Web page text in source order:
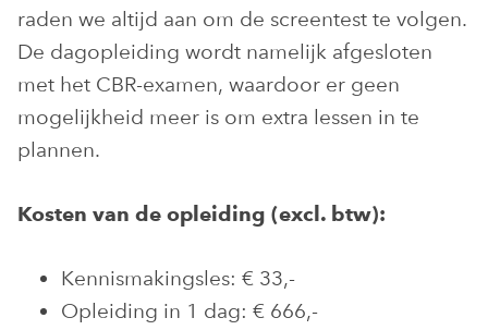
raden we altijd aan om de screentest te volgen.
De dagopleiding wordt namelijk afgesloten
met het CBR-examen, waardoor er geen
mogelijkheid meer is om extra lessen in te
plannen.
Kosten van de opleiding (excl. btw):
Kennismakingsles: € 33,-
Opleiding in 1 dag: € 666,-